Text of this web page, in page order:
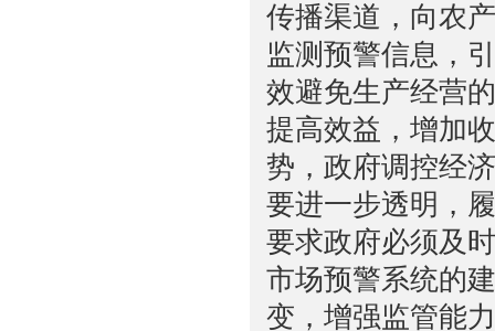
传播渠道，向农
监测预警信息，
效避免生产经营
提高效益，增加
势，政府调控经
要进一步透明，
要求政府必须及
市场预警系统的
变，增强监管能